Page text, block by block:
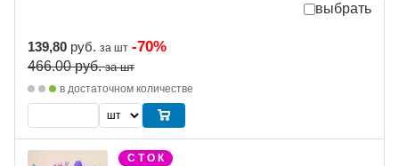
выбрать
139,80 руб. за шт -70%
466.00руб. за шт
в достаточном количестве
С Т О К